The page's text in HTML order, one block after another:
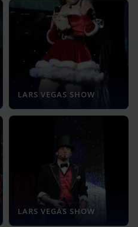
LARS VEGAS SHOW
LARS VEGAS SHOW